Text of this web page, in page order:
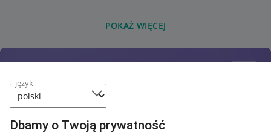
język
Dbamy o Twoją prywatność
POKAŻ WIĘCEJ